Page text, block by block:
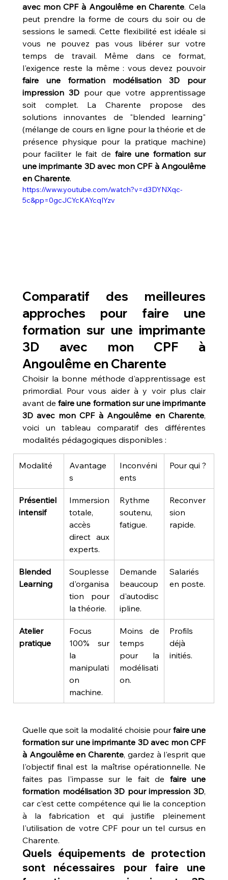
avec mon CPF à Angoulême en Charente. Cela
peut prendre la forme de cours du soir ou de
sessions le samedi. Cette flexibilité est idéale si
vous ne pouvez pas vous libérer sur votre
temps de travail. Même dans ce format,
l'exigence reste la même : vous devez pouvoir
faire une formation modélisation 3D pour
impression 3D pour que votre apprentissage
soit complet. La Charente propose des
solutions innovantes de "blended learning"
(mélange de cours en ligne pour la théorie et de
présence physique pour la pratique machine)
pour faciliter le fait de faire une formation sur
une imprimante 3D avec mon CPF à Angoulême
en Charente.
https://www.youtube.com/watch?v=d3DYNXqc-
5c&pp=0gcJCYcKAYcqIYzv
Comparatif des meilleures
approches pour faire une
formation sur une imprimante
3D avec mon CPF à
Angoulême en Charente
Choisir la bonne méthode d'apprentissage est
primordial. Pour vous aider à y voir plus clair
avant de faire une formation sur une imprimante
3D avec mon CPF à Angoulême en Charente,
voici un tableau comparatif des différentes
modalités pédagogiques disponibles :
Modalité
Avantage
s
Inconvéni
ents
Pour qui ?
Présentiel
intensif
Immersion
totale,
accès
direct aux
experts.
Rythme
soutenu,
fatigue.
Reconver
sion
rapide.
Blended
Learning
Souplesse
d'organisa
tion pour
la théorie.
Demande
beaucoup
d'autodisc
ipline.
Salariés
en poste.
Atelier
pratique
Focus
100% sur
la
manipulati
on
machine.
Moins de
temps
pour la
modélisati
on.
Profils
déjà
initiés.
Quelle que soit la modalité choisie pour faire une
formation sur une imprimante 3D avec mon CPF
à Angoulême en Charente, gardez à l'esprit que
l'objectif final est la maîtrise opérationnelle. Ne
faites pas l'impasse sur le fait de faire une
formation modélisation 3D pour impression 3D,
car c'est cette compétence qui lie la conception
à la fabrication et qui justifie pleinement
l'utilisation de votre CPF pour un tel cursus en
Charente.
Quels équipements de protection
sont nécessaires pour faire une